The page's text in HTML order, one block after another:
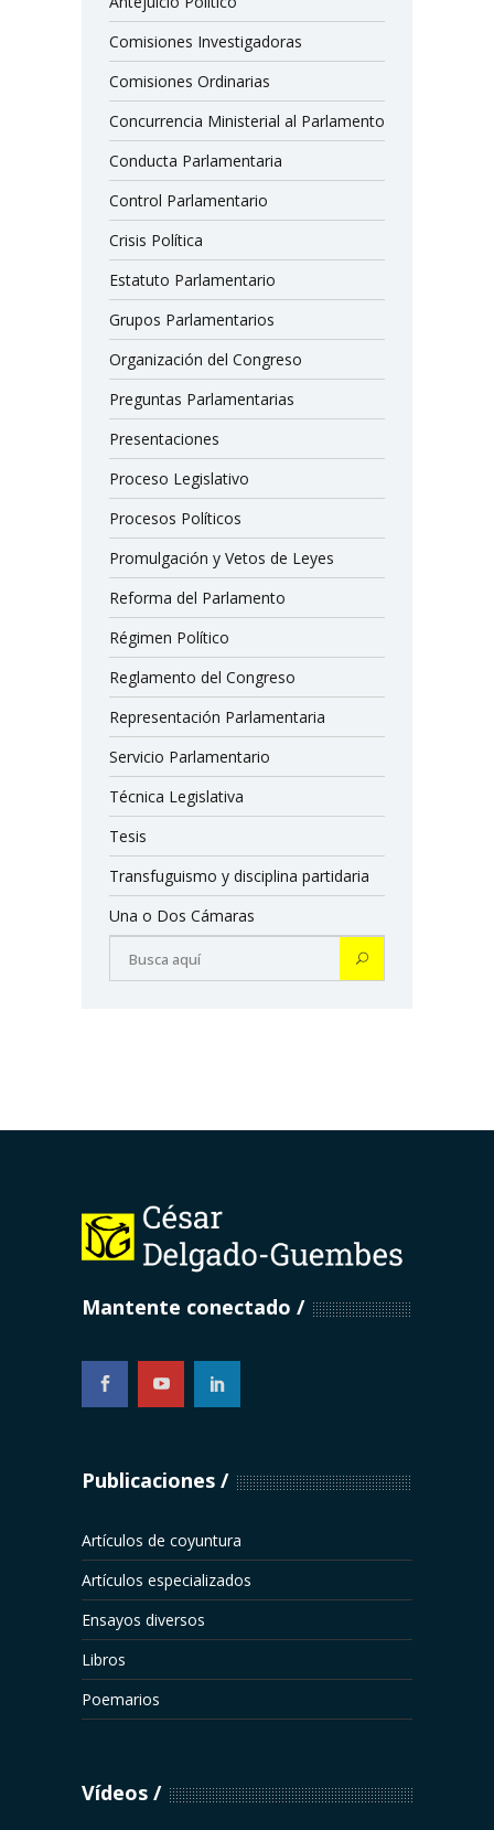
Comisiones Investigadoras
Comisiones Ordinarias
Concurrencia Ministerial al Parlamento
Conducta Parlamentaria
Control Parlamentario
Crisis Política
Estatuto Parlamentario
Grupos Parlamentarios
Organización del Congreso
Preguntas Parlamentarias
Presentaciones
Proceso Legislativo
Procesos Políticos
Promulgación y Vetos de Leyes
Reforma del Parlamento
Régimen Político
Reglamento del Congreso
Representación Parlamentaria
Servicio Parlamentario
Técnica Legislativa
Tesis
Transfuguismo y disciplina partidaria
Una o Dos Cámaras
Mantente conectado
...
Publicaciones
Artículos de coyuntura
Artículos especializados
Ensayos diversos
Libros
Poemarios
Vídeos